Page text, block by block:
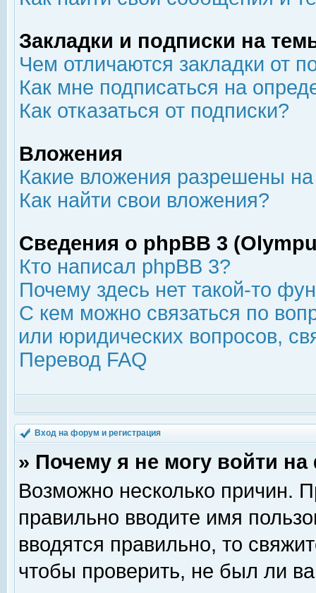
Закладки и подписки на
Чем отличаются закладки от
Как мне подписаться на
Как отказаться от подписки?
Вложения
Какие вложения разрешены
Как найти свои вложения?
Сведения о phpBB 3
Кто написал phpBB 3?
Почему здесь нет такой-то
С кем можно связаться по
или юридических вопросов,
Перевод FAQ
Вход на форум и регистрация
» Почему я не могу войти
Возможно несколько причин.
правильно вводите имя
вводятся правильно, то
чтобы проверить, не был ли